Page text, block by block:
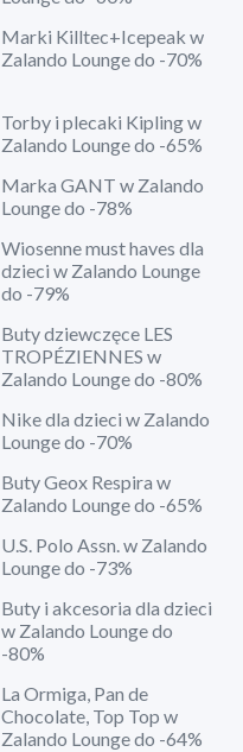
Marki Killtec+Icepeak w
Zalando Lounge do -70%
Torby i plecaki Kipling w
Zalando Lounge do -65%
Marka GANT w Zalando
Lounge do -78%
Wiosenne must haves dla
dzieci w Zalando Lounge
do -79%
Buty dziewczęce LES
TROPÉZIENNES w
Zalando Lounge do -80%
Nike dla dzieci w Zalando
Lounge do -70%
Buty Geox Respira w
Zalando Lounge do -65%
U.S. Polo Assn. w Zalando
Lounge do -73%
Buty i akcesoria dla dzieci
w Zalando Lounge do
-80%
La Ormiga, Pan de
Chocolate, Top Top w
Zalando Lounge do -64%